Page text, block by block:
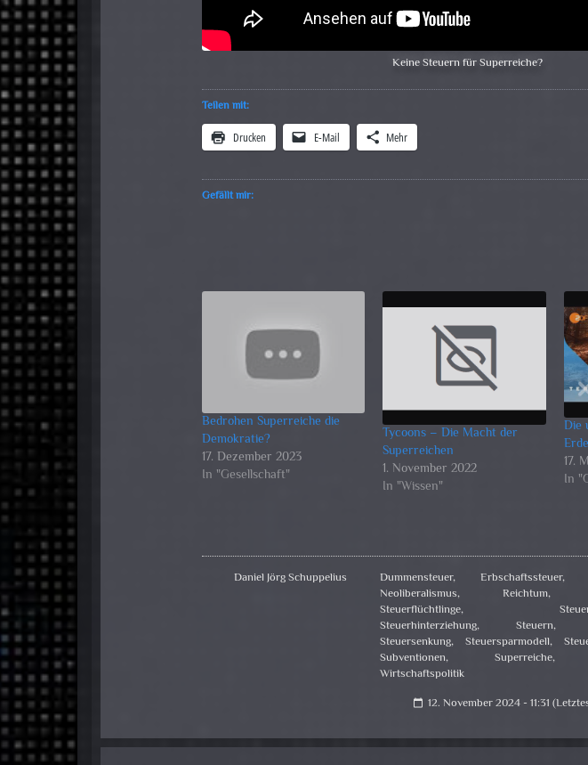
Keine Steuern für Superreiche?
Teilen mit:
Drucken E-Mail Mehr
Gefällt mir:
Bedrohen Superreiche die
Demokratie?
17. Dezember 2023
In "Gesellschaft"
Tycoons – Die Macht der
Superreichen
1. November 2022
In "Wissen"
Die
17.
In
Daniel Jörg Schuppelius Dummensteuer, Erbschaftssteuer
Neoliberalismus, Reichtum
Steuerflüchtlinge,
Steuerhinterziehung, Steuern
Steuersenkung,Steuersparmodell,
Subventionen,Superreiche
Wirtschaftspolitik
calendar_today 12. November 2024 - 11:31